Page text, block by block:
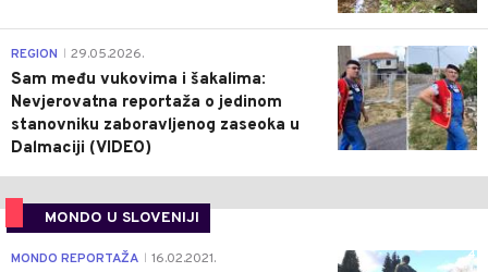
0
REGION 29.05.2026.
Sam među vukovima i šakalima:
Nevjerovatna reportaža o jedinom
stanovniku zaboravljenog zaseoka u
Dalmaciji (VIDEO)
MONDO U SLOVENIJI
4
MONDO REPORTAŽA 16.02.2021.